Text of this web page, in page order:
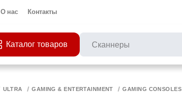
О нас Контакты
Каталог товаров
ULTRA GAMING & ENTERTAINMENT GAMING CONSOLES